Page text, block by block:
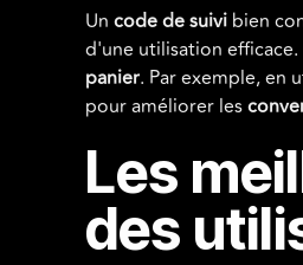
Un code de suivi bien
d'une utilisation
panier. Par exemple, en
pour améliorer les
Les
des